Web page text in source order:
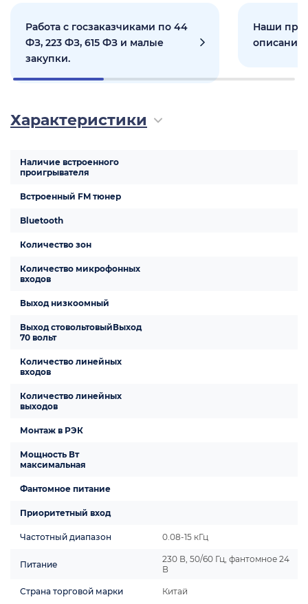
Работа с госзаказчиками по 44
ФЗ, 223 ФЗ, 615 ФЗ и малые
закупки.
Наши
Характеристики
Наличие встроенного
проигрывателя
Встроенный FM тюнер
Bluetooth
Количество зон
Количество микрофонных
входов
Выход низкоомный
Выход стовольтовыйВыход
70 вольт
Количество линейных
входов
Количество линейных
выходов
Монтаж в РЭК
Мощность Вт
максимальная
Фантомное питание
Приоритетный вход
Частотный диапазон 0.08-15 кГц
Питание
230 В, 50/60 Гц, фантомное 24
В
Страна торговой марки Китай